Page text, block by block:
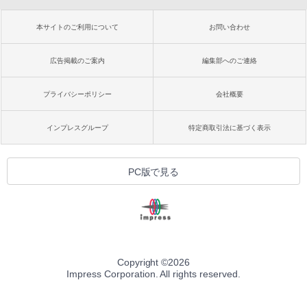
本サイトのご利用について お問い合わせ
広告掲載のご案内 編集部へのご連絡
プライバシーポリシー 会社概要
インプレスグループ 特定商取引法に基づく表示
PC版で見る
Copyright ©2026
Impress Corporation. All rights reserved.